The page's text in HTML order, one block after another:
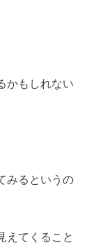
かもしれない
みるというの
えてくること